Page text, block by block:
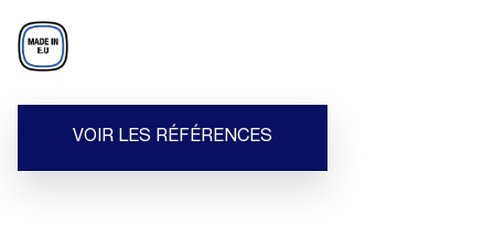
VOIR LES RÉFÉRENCES